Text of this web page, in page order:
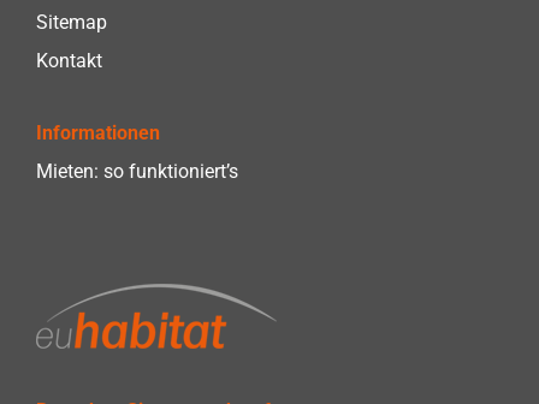
Sitemap
Kontakt
Informationen
Mieten: so funktioniert’s